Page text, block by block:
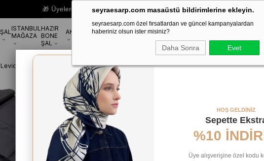
seyraesarp.com masaüstü bildirimlerine ekleyin.
seyraesarp.com özel fırsatlardan ve güncel kampanyalardan
haberiniz olsun ister misiniz?
Daha Sonra Evet
🎁 Üyelere Özel Sepette%10 EKSTRA İNDİRİM HEDİYE ÇEKİ! KOD:
ŞALISTANBUL
MAĞAZA
HAZIR
BONE
ŞAL
AKSESUARMARKALAR
Levidor Füme Düz Renk Tivil İpek Eşarp 25656
HOŞ GELDİNİZ
Sepette
%10
Üye alışverişine özel kodu